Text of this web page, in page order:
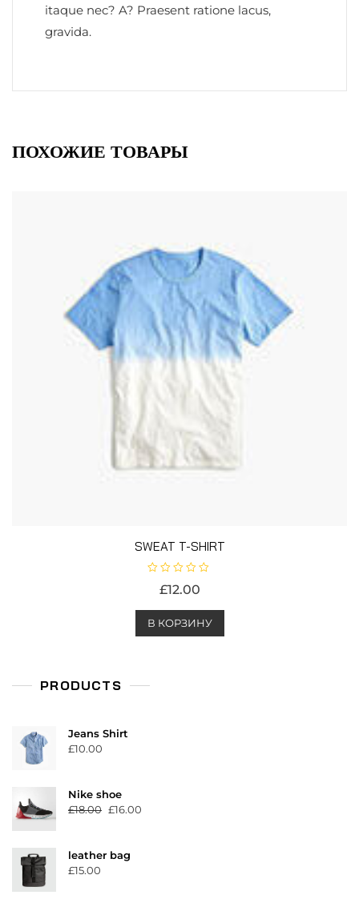
itaque nec? A? Praesent ratione lacus,
gravida.
ПОХОЖИЕ ТОВАРЫ
SWEAT T-SHIRT
н
к
а
0
£12.00
В КОРЗИНУ
PRODUCTS
Jeans Shirt
£10.00
Nike shoe
£18.00 Первоначальная
£18.00.
£16.00
leather bag
£15.00